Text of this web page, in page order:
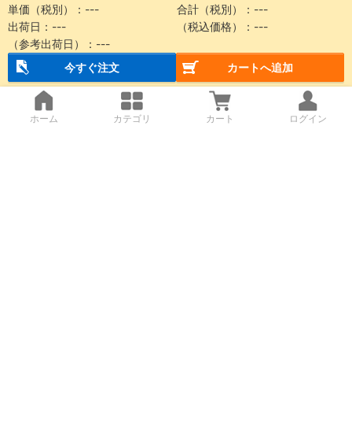
単価（税別）： --- 合計（税別）： ---
出荷日： --- （税込価格）： ---
（参考出荷日）： ---
今すぐ注文
カートへ追加
ホーム カテゴリ カート ログイン